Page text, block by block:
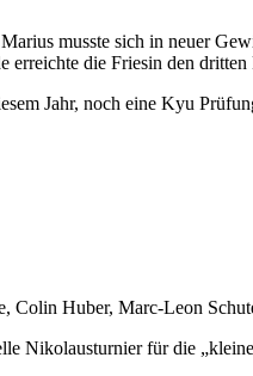
musste sich in neuer
erreichte die Friesin den dritten
Jahr, noch eine Kyu
Huber, Marc-Leon
Nikolausturnier für die